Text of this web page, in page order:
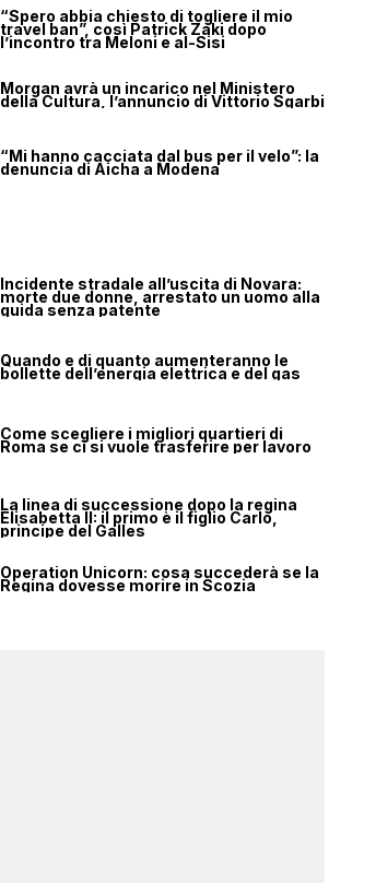
“Spero abbia chiesto di togliere il mio
travel ban”, così Patrick Zaki dopo
l’incontro tra Meloni e al-Sisi
Morgan avrà un incarico nel Ministero
della Cultura, l’annuncio di Vittorio Sgarbi
“Mi hanno cacciata dal bus per il velo”: la
denuncia di Aicha a Modena
Incidente stradale all’uscita di Novara:
morte due donne, arrestato un uomo alla
guida senza patente
Quando e di quanto aumenteranno le
bollette dell’energia elettrica e del gas
Come scegliere i migliori quartieri di
Roma se ci si vuole trasferire per lavoro
La linea di successione dopo la regina
Elisabetta II: il primo è il figlio Carlo,
principe del Galles
Operation Unicorn: cosa succederà se la
Regina dovesse morire in Scozia